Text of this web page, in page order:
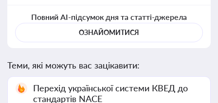
Повний AI-підсумок дня та статті-джерела
ОЗНАЙОМИТИСЯ
Теми, які можуть вас зацікавити:
Перехід української системи КВЕД до
стандартів NACE